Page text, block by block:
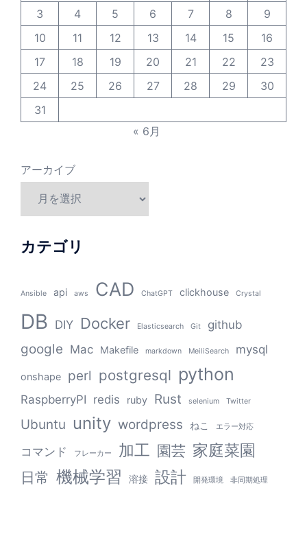
3
4 5 6 7 8
9
10
11 12 13 14 15
16
17
18 19 20 21 22
23
24
25 26 27 28 29
30
31
« 6月
アーカイブ
カテゴリ
Ansible api aws CAD ChatGPT clickhouse Crystal
DB DIY Docker Elasticsearch Git github
google Mac Makefile markdown MeiliSearch mysql
onshape perl postgresql python
RaspberryPI redis ruby Rust selenium Twitter
Ubuntu unity wordpress ねこ エラー対応
コマンド フレーカー 加工 園芸 家庭菜園
日常 機械学習 溶接 設計 開発環境 非同期処理